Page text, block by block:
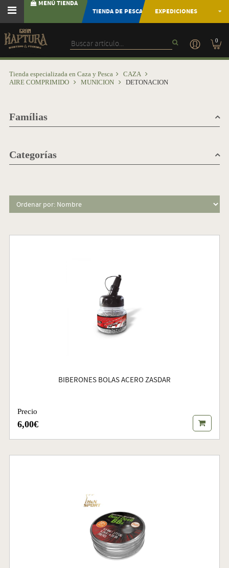
MENÚ TIENDA
TIENDA DE PESCA
EXPEDICIONES
0
Tienda especializada en Caza y Pesca
CAZA
AIRE COMPRIMIDO
MUNICION DETONACION
Famílias
Categorías
BIBERONES BOLAS ACERO ZASDAR
Precio
6,00€